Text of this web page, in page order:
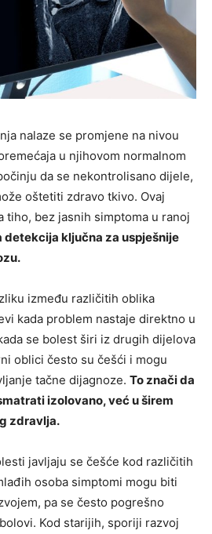
nalaze se promjene na nivou
u njihovom normalnom
da se nekontrolisano dijele,
oštetiti zdravo tkivo. Ovaj
tiho, bez jasnih simptoma u ranoj
detekcija ključna za uspješnije
između različitih oblika
kada problem nastaje direktno u
se bolest širi iz drugih dijelova
oblici često su češći i mogu
tačne dijagnoze. To znači da
izolovano, već u širem
zdravlja.
javljaju se češće kod različitih
osoba simptomi mogu biti
pa se često pogrešno
Kod starijih, sporiji razvoj